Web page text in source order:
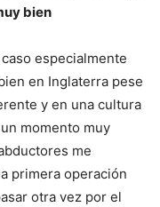
bien
especialmente
en Inglaterra pese
y en una cultura
momento muy
me
primera operación
otra vez por el